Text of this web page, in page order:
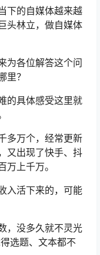
下的自媒体越来越
头林立，做自媒体
为各位解答这个问
里？
的具体感受这里就
多万个，经常更新
又出现了快手、抖
上千万。
入活下来的，可能
，没多久就不灵光
选题、文本都不